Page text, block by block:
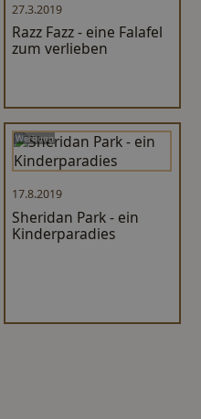
27.3.2019
Razz Fazz - eine Falafel
zum verlieben
Werbung
17.8.2019
Sheridan Park - ein
Kinderparadies